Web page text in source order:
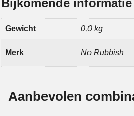
Gewicht 0,0 kg
Merk No Rubbish
Aanbevolen